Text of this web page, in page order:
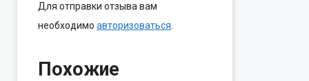
Для отправки отзыва вам
необходимо авторизоваться
Похожие